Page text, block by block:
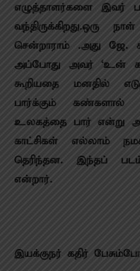
எழுத்தாளர்களை இவர்
வந்திருக்கிறது.ஒரு
சென்றாராம் .அது ஜே.
அப்போது அவர் ‘உன்
கூறியதை மனதில்
பார்க்கும்
உலகத்தை பார் என்று
காட்சிகள் எல்லாம்
தெரிந்தன. இந்தப்
என்றார்.
இயக்குநர் கதிர்